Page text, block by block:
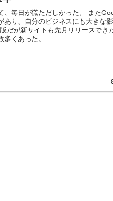
ただしかった。 またGoogleのアルゴ
あり、自分のビジネスにも大きな
が新サイトも先月リリースできた。 そし